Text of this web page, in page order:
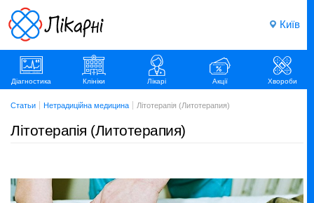
Київ
Діагностика Клініки Лікарі Акції Хвороби
Статьи Нетрадиційна медицина Літотерапія (Литотерапия)
Літотерапія (Литотерапия)